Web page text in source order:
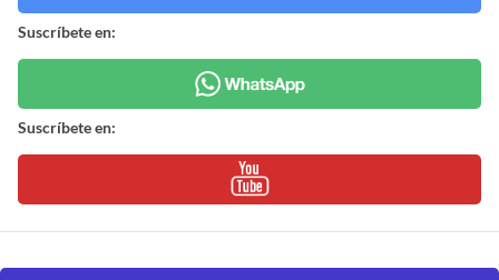
Suscríbete en:
Suscríbete en: